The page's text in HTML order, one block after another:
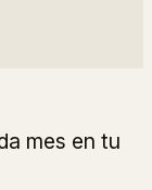
mes en tu